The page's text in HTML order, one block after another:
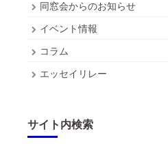
同窓会からのお知らせ
イベント情報
コラム
エッセイリレー
サイト内検索